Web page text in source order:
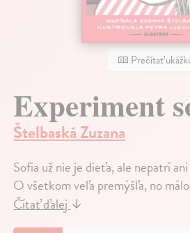
Prečítať
Experiment
Štelbaská Zuzana
Sofia už nie je dieťa, ale nepatrí
O všetkom veľa premýšľa, no
Čítať ďalej↓